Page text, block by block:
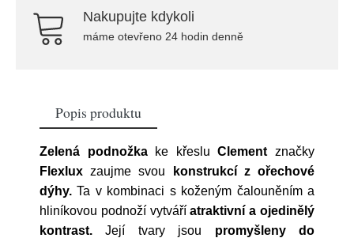
Nakupujte kdykoli
máme otevřeno 24 hodin denně
Popis produktu
Zelená podnožka ke křeslu Clementznačky
Flexluxzaujme svou konstrukcí z ořechové
dýhy.Ta v kombinaci s koženým čalouněním a
hliníkovou podnoží vytváříatraktivní a ojedinělý
kontrast.Její tvary jsou promyšleny do